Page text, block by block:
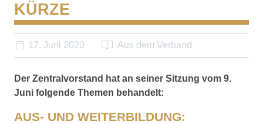
KÜRZE
17. Juni 2020 Aus dem Verband
Der Zentralvorstand hat an seiner Sitzung vom 9.
Juni folgende Themen behandelt:
AUS- UND WEITERBILDUNG: